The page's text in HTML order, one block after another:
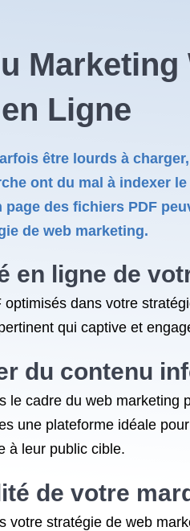
Ligne
être lourds à
ont du mal à indexer
des fichiers PDF
de web marketing.
en ligne de
dans votre
qui captive et
du contenu
le cadre du web
une plateforme idéale
à leur public cible.
de votre
votre stratégie de web